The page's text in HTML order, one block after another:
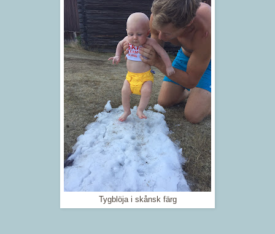
Tygblöja i skånsk färg